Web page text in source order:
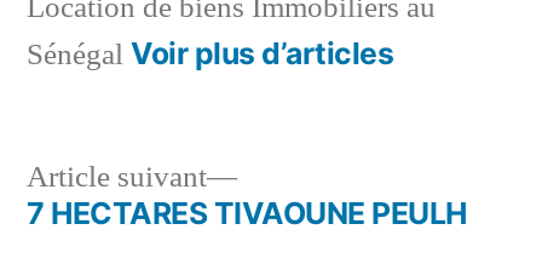
Location de biens Immobiliers au
Sénégal Voir plus d’articles
Navigation
Article suivant
Article
suivant :
7 HECTARES TIVAOUNE PEULH